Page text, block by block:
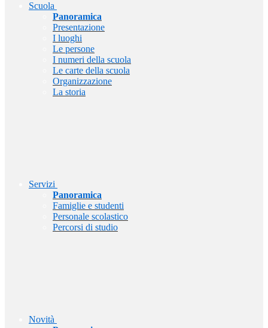
Scuola
Panoramica
Presentazione
I luoghi
Le persone
I numeri della scuola
Le carte della scuola
Organizzazione
La storia
Servizi
Panoramica
Famiglie e studenti
Personale scolastico
Percorsi di studio
Novità